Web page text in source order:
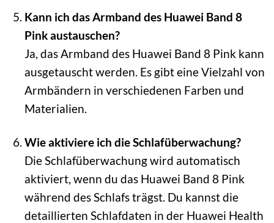
Kann ich das Armband des Huawei Band 8
Pink austauschen?
Ja, das Armband des Huawei Band 8 Pink kann
ausgetauscht werden. Es gibt eine Vielzahl von
Armbändern in verschiedenen Farben und
Materialien.
Wie aktiviere ich die Schlafüberwachung?
Die Schlafüberwachung wird automatisch
aktiviert, wenn du das Huawei Band 8 Pink
während des Schlafs trägst. Du kannst die
detaillierten Schlafdaten in der Huawei Health